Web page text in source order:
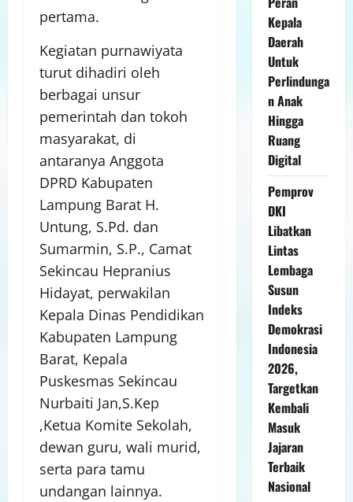
pertama.
Kegiatan purnawiyata
turut dihadiri oleh
berbagai unsur
pemerintah dan tokoh
masyarakat, di
antaranya Anggota
DPRD Kabupaten
Lampung Barat H.
Untung, S.Pd. dan
Sumarmin, S.P., Camat
Sekincau Hepranius
Hidayat, perwakilan
Kepala Dinas Pendidikan
Kabupaten Lampung
Barat, Kepala
Puskesmas Sekincau
Nurbaiti Jan,S.Kep
,Ketua Komite Sekolah,
dewan guru, wali murid,
serta para tamu
undangan lainnya.
Kepala
Daerah
Untuk
Perlindunga
n Anak
Hingga
Ruang
Digital
Pemprov
DKI
Libatkan
Lintas
Lembaga
Susun
Indeks
Demokrasi
Indonesia
2026,
Targetkan
Kembali
Masuk
Jajaran
Terbaik
Nasional